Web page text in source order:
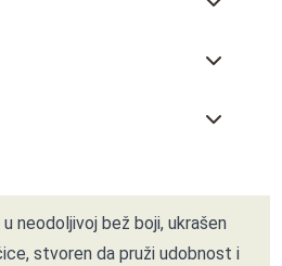
neodoljivoj bež boji, ukrašen
stvoren da pruži udobnost i